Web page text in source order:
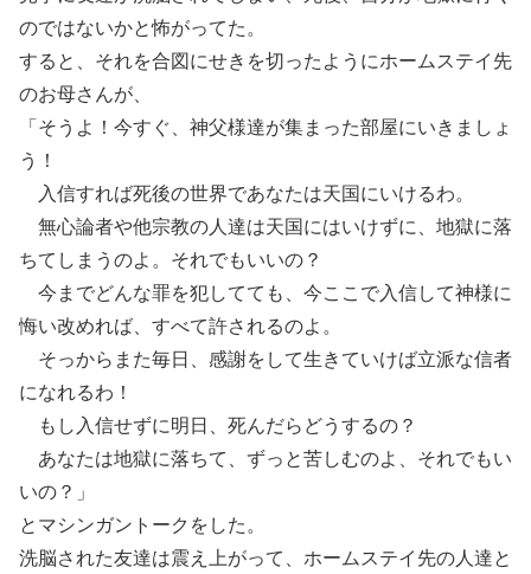
のではないかと怖がってた。
すると、それを合図にせきを切ったようにホームステイ先
のお母さんが、
「そうよ！今すぐ、神父様達が集まった部屋にいきましょ
う！
入信すれば死後の世界であなたは天国にいけるわ。
無心論者や他宗教の人達は天国にはいけずに、地獄に落
ちてしまうのよ。それでもいいの？
今までどんな罪を犯してても、今ここで入信して神様に
悔い改めれば、すべて許されるのよ。
そっからまた毎日、感謝をして生きていけば立派な信者
になれるわ！
もし入信せずに明日、死んだらどうするの？
あなたは地獄に落ちて、ずっと苦しむのよ、それでもい
いの？」
とマシンガントークをした。
洗脳された友達は震え上がって、ホームステイ先の人達と